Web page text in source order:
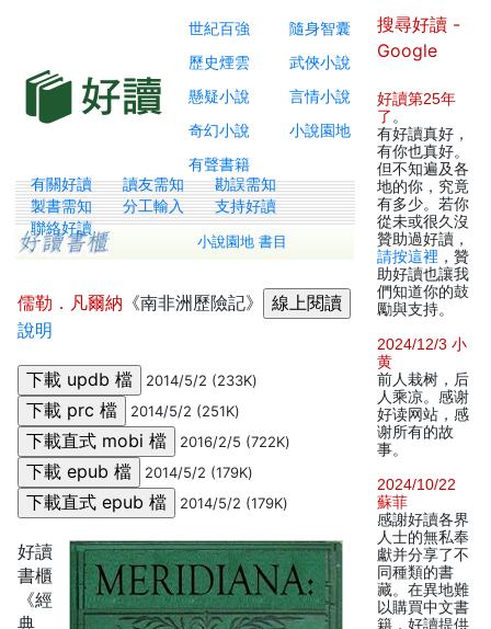
世紀百強
隨身智囊
歷史煙雲
武俠小說
懸疑小說
言情小說
奇幻小說
小說園地
有聲書籍
有關好讀 讀友需知
勘誤需知
製書需知
分工輸入
支持好讀
聯絡好讀
小說園地 書目
儒勒．凡爾納 《南非洲歷險記》
說明
2014/5/2 (233K)
2014/5/2 (251K)
2016/2/5 (722K)
2014/5/2 (179K)
2014/5/2 (179K)
好讀
書櫃
《經
典
搜尋好讀 -
Google
好讀第25年
了 。
有好讀真好，
有你也真好。
但不知遍及各
地的你，究竟
有多少。若你
從未或很久沒
贊助過好讀，
請按這裡 ，贊
助好讀也讓我
們知道你的鼓
勵與支持。
2024/12/3 小
黄
前人栽树，后
人乘凉。感谢
好读网站，感
谢所有的故
事。
2024/10/22
蘇菲
感謝好讀各界
人士的無私奉
獻并分享了不
同種類的書
藏。在異地難
以購買中文書
籍，好讀提供